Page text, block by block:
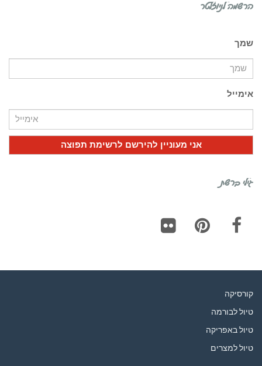
הרשמה לניוזלטר
שמך
אימייל
גילי ברשת
קורסיקה
טיול לבורמה
טיול באפריקה
טיול למצרים